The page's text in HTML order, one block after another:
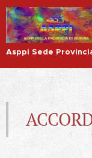
Asppi Sede